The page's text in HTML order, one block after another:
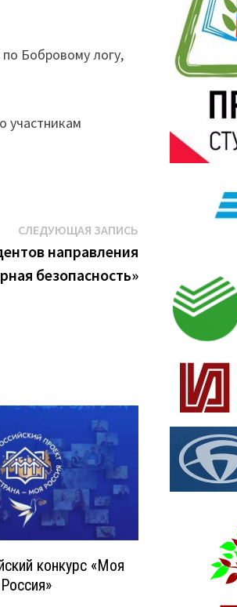
Бобровому логу,
участникам
СЛЕДУЮЩАЯ ЗАПИСЬСледующая
запись:
направления
безопасность»
конкурс «Моя